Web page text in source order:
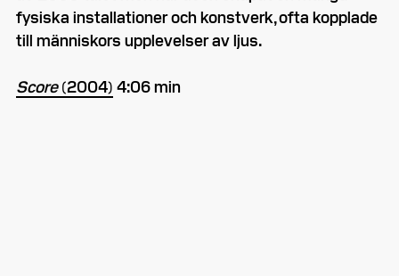
fysiska installationer och konstverk, ofta kopplade
till människors upplevelser av ljus.
Score(2004) 4:06 min